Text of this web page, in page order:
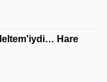
Hare